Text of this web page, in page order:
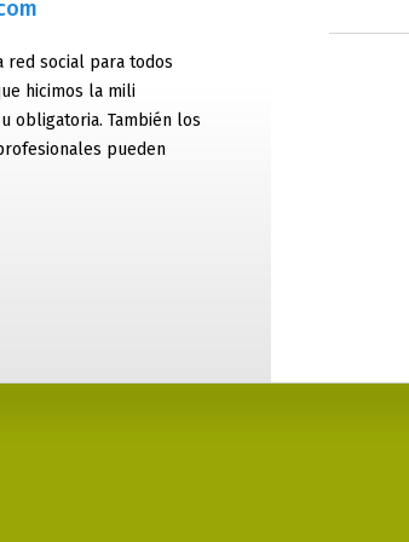
red social para todos
hicimos la mili
obligatoria. También los
pueden